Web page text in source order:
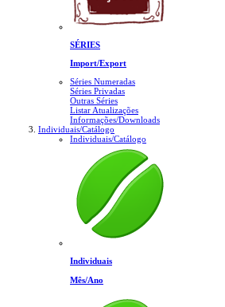
SÉRIES
Import/Export
Séries Numeradas
Séries Privadas
Outras Séries
Listar Atualizações
Informações/Downloads
Individuais/Catálogo
Individuais/Catálogo
Individuais
Mês/Ano